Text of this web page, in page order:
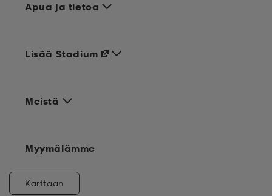
Apua ja tietoa
Meistä
Lisää Stadium
Myymälämme
Karttaan